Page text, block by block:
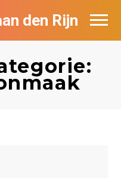
den Rijn
aan den
aan